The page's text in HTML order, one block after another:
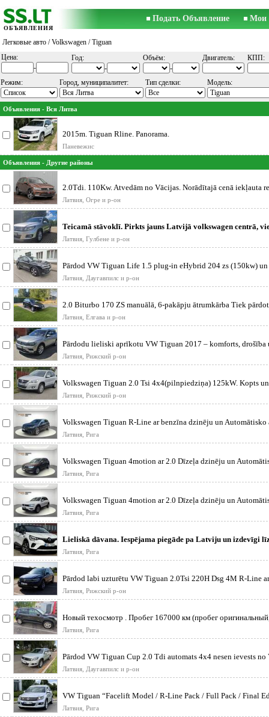
ОБЪЯВЛЕНИЯ
Подать Объявление Мои
Легковые авто /Volkswagen / Tiguan
Цена:
-
Год:
-
Объём:
-
Двигатель: КПП:
Режим: Город, муниципалитет: Тип сделки: Модель:
Объявления - Вся Литва
2015m. Tiguan Rline. Panorama.
Паневежис
Объявления - Другие районы
2.0Tdi. 110Kw. Atvedām no Vācijas. Norādītajā cenā iekļauta
CSDD
Латвия, Огре и р-он
Teicamā stāvoklī. Pirkts jauns Latvijā volkswagen centrā,
ar pār
Латвия, Гулбене и р-он
Pārdod VW Tiguan Life 1.5 plug-in eHybrid 204 zs (150kw)
ātrumkār
Латвия, Даугавпилс и р-он
2.0 Biturbo 170 ZS manuālā, 6-pakāpju ātrumkārba Tiek
Tigu
Латвия, Елгава и р-он
Pārdodu lieliski aprīkotu VW Tiguan 2017 – komforts, drošība
vienā
Латвия, Рижский р-он
Volkswagen Tiguan 2.0 Tsi 4x4(pilnpiedziņa) 125kW. Kopts
auto.
Латвия, Рижский р-он
Volkswagen Tiguan R-Line ar benzīna dzinēju un Automātisko
150 Z/s. V
Латвия, Рига
Volkswagen Tiguan 4motion ar 2.0 Dīzeļa dzinēju un
ātrumkārbu-150 Z/
Латвия, Рига
Volkswagen Tiguan 4motion ar 2.0 Dīzeļa dzinēju un
ātrumkārbu-150 Z/
Латвия, Рига
Lieliskā dāvana. Iespējama piegāde pa Latviju un izdevīgi
nosacījumi.
Латвия, Рига
Pārdod labi uzturētu VW Tiguan 2.0Tsi 220H Dsg 4M R-Line
komplektāc
Латвия, Рижский р-он
Новый техосмотр . Пробег 167000 км (пробег
проверить на любо
Латвия, Рига
Pārdod VW Tiguan Cup 2.0 Tdi automats 4x4 nesen ievests no
lietots
Латвия, Даугавпилс и р-он
VW Tiguan “Facelift Model / R-Line Pack / Full Pack / Final
teh
Латвия, Рига